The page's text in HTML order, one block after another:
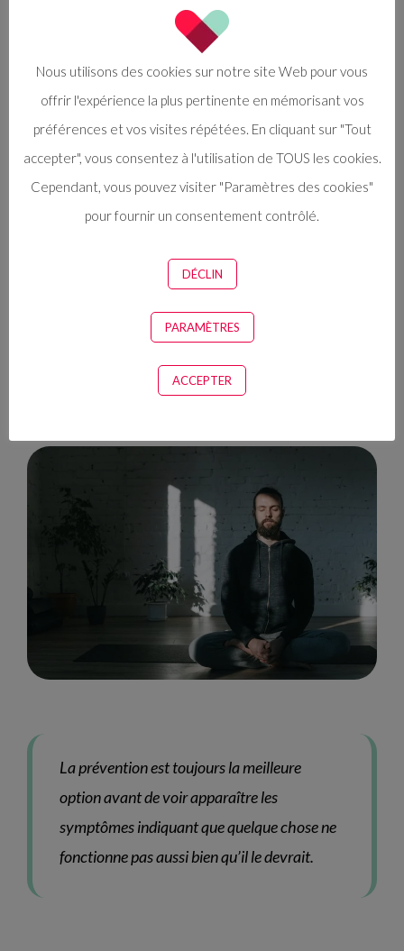
s’accompagne souvent d’une exagération de
l’intensité de vos réactions. Il s’agit d’un état
d’alerte élevé destiné à vous protéger du
danger, qui vous rend plus irritable que
d’habitude.
Problèmes de sommeil. Vous avez du mal à
dormir ou vous dormez trop.
Pleurs. Vous pleurez à cause de différentes
quelque chose est arrivé, soit sans raison
Déni et/ou obsession. Soit vous évitez tout
vous y intéressez de manière obsessionnelle.
La prévention est toujours la meilleure
option avant de voir apparaître les
symptômes indiquant que quelque chose ne
fonctionne pas aussi bien qu’il le devrait.
Nous utilisons des cookies sur notre site Web pour vous
offrir l'expérience la plus pertinente en mémorisant vos
préférences et vos visites répétées. En cliquant sur "Tout
accepter", vous consentez à l'utilisation de TOUS les cookies.
Cependant, vous pouvez visiter "Paramètres des cookies"
pour fournir un consentement contrôlé.
DÉCLIN
PARAMÈTRES
ACCEPTER